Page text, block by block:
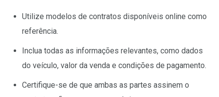
Utilize modelos de contratos disponíveis online como
referência.
Inclua todas as informações relevantes, como dados
do veículo, valor da venda e condições de pagamento.
Certifique-se de que ambas as partes assinem o